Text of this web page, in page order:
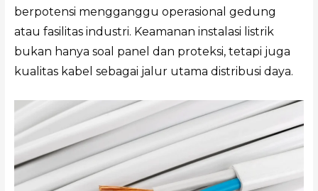
berpotensi mengganggu operasional gedung
atau fasilitas industri. Keamanan instalasi listrik
bukan hanya soal panel dan proteksi, tetapi juga
kualitas kabel sebagai jalur utama distribusi daya.